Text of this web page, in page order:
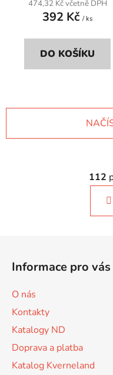
474,32 Kč včetně DPH
392 Kč / ks
DO KOŠÍKU
112
Informace pro vás
O nás
Kontakty
Katalogy ND
Doprava a platba
Katalog Kverneland